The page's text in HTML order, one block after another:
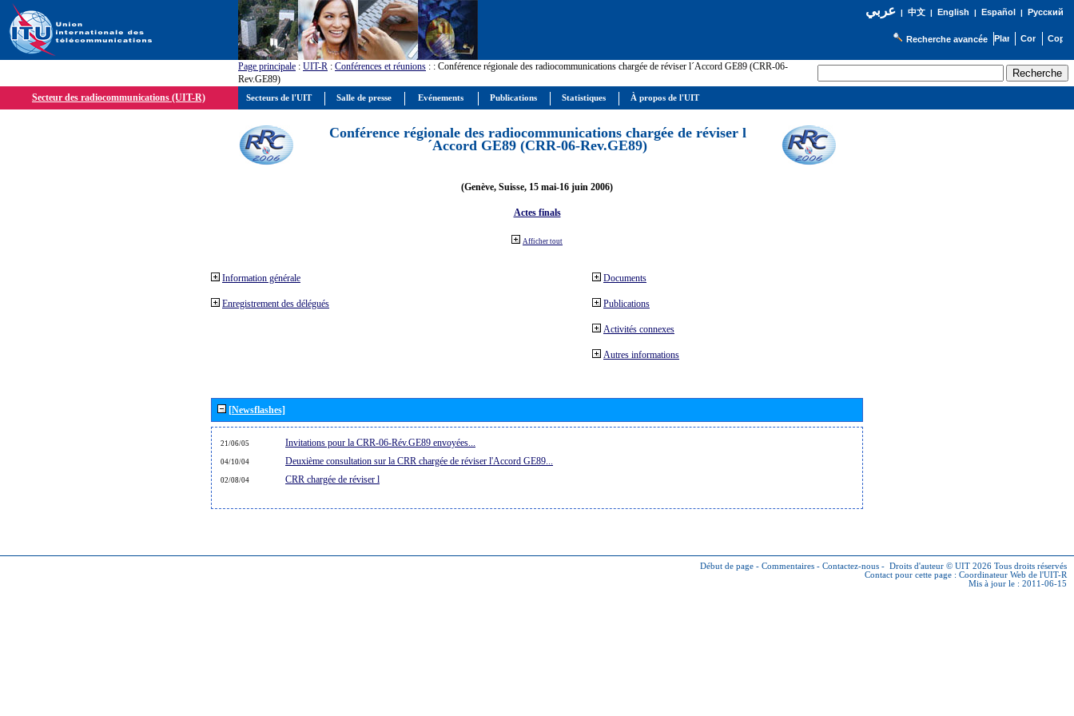
عربي| 中文| English | Español | Русский
Recherche avancée
Page principale : UIT-R : Conférences et réunions : : Conférence régionale des radiocommunications chargée de réviser l´Accord GE89 (CRR-06-
Rev.GE89)
Secteur des radiocommunications (UIT-R)
Conférence régionale des radiocommunications chargée de réviser l
´Accord GE89 (CRR-06-Rev.GE89)
(Genève, Suisse, 15 mai-16 juin 2006)
Actes finals
Afficher tout
Information générale
Enregistrement des délégués
Documents
Publications
Activités connexes
Autres informations
[Newsflashes]
21/06/05 Invitations pour la CRR-06-Rév.GE89 envoyées...
04/10/04 Deuxième consultation sur la CRR chargée de réviser l'Accord GE89...
02/08/04 CRR chargée de réviser l
Début de page - Commentaires - Contactez-nous - Droits d'auteur © UIT 2026 Tous droits réservés
Contact pour cette page : Coordinateur Web de l'UIT-R
Mis à jour le : 2011-06-15
Secteurs de l'UIT Salle de presse Evénements Publications Statistiques À propos de l'UIT